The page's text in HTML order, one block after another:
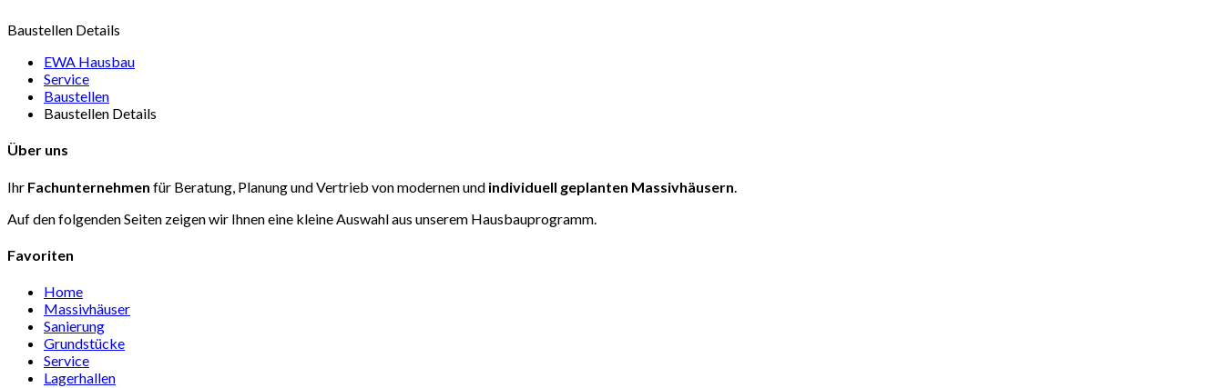
Baustellen Details
EWA Hausbau
Service
Baustellen
Baustellen Details
Über uns
Ihr Fachunternehmen für Beratung, Planung und Vertrieb von modernen und individuell geplanten Massivhäusern
Auf den folgenden Seiten zeigen wir Ihnen eine kleine Auswahl aus unserem Hausbauprogramm.
Favoriten
Home
Massivhäuser
Sanierung
Grundstücke
Service
Lagerhallen